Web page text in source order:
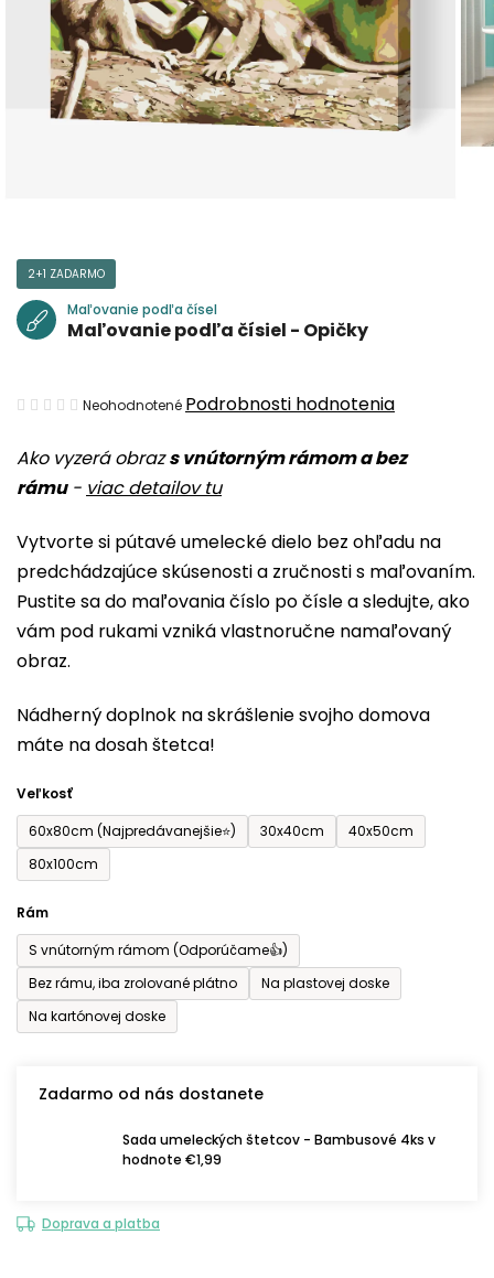
Ako vyzerá obrazs vnútorným rámom a bez
rámu- viac detailov tu
Vytvorte si pútavé umelecké dielo bez ohľadu na
predchádzajúce skúsenosti a zručnosti s maľovaním.
Pustite sa do maľovania číslo po čísle a sledujte, ako
vám pod rukami vzniká vlastnoručne namaľovaný
obraz.
Nádherný doplnok na skrášlenie svojho domova
máte na dosah štetca!
Veľkosť
60x80cm (Najpredávanejšie⭐)
30x40cm
40x50cm
80x100cm
Rám
S vnútorným rámom (Odporúčame👍)
Bez rámu, iba zrolované plátno
Na plastovej doske
Na kartónovej doske
Zadarmo od nás dostanete
Sada umeleckých štetcov - Bambusové 4ks v
hodnote €1,99
Doprava a platba
2+1 ZADARMO
Maľovanie podľa čísel
Maľovanie podľa čísiel - Opičky
Priemerné
produktu
je
z
5
hviezdičiek.
Neohodnotené Podrobnosti hodnotenia